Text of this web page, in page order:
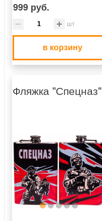
999 руб.
шт
в корзину
Фляжка "Спецназ"